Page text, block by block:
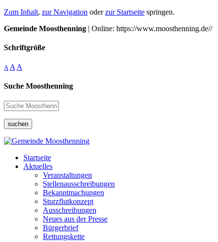
Zum Inhalt, zur Navigation oderzur Startseite springen.
Gemeinde Moosthenning | Online: https://www.moosthenning.de//
Schriftgröße
A A A
Suche Moosthenning
suchen
Startseite
Aktuelles
Veranstaltungen
Stellenausschreibungen
Bekanntmachungen
Sturzflutkonzept
Ausschreibungen
Neues aus der Presse
Bürgerbrief
Rettungskette